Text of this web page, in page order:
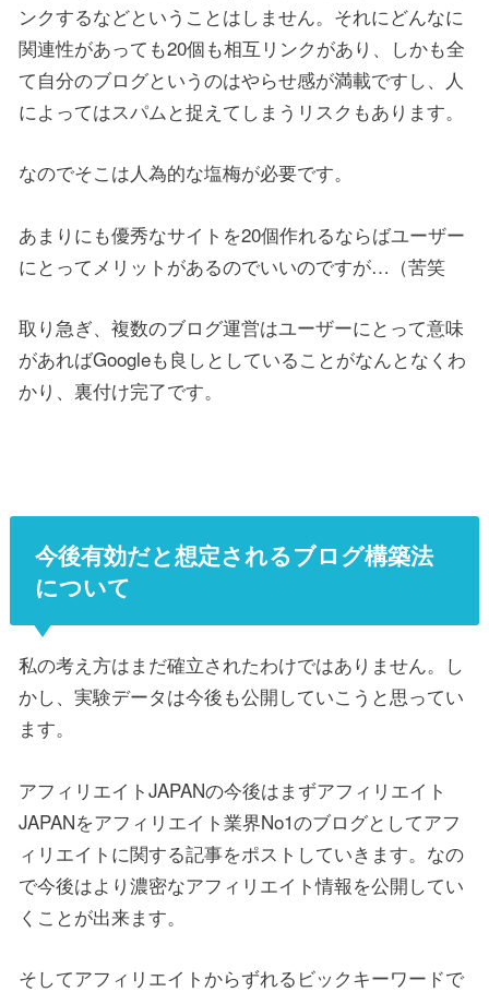
ンクするなどということはしません。それにどんなに
関連性があっても20個も相互リンクがあり、しかも全
て自分のブログというのはやらせ感が満載ですし、人
によってはスパムと捉えてしまうリスクもあります。
なのでそこは人為的な塩梅が必要です。
あまりにも優秀なサイトを20個作れるならばユーザー
にとってメリットがあるのでいいのですが…（苦笑
取り急ぎ、複数のブログ運営はユーザーにとって意味
があればGoogleも良しとしていることがなんとなくわ
かり、裏付け完了です。
今後有効だと想定されるブログ構築法
について
私の考え方はまだ確立されたわけではありません。し
かし、実験データは今後も公開していこうと思ってい
ます。
アフィリエイトJAPANの今後はまずアフィリエイト
JAPANをアフィリエイト業界No1のブログとしてアフ
ィリエイトに関する記事をポストしていきます。なの
で今後はより濃密なアフィリエイト情報を公開してい
くことが出来ます。
そしてアフィリエイトからずれるビックキーワードで